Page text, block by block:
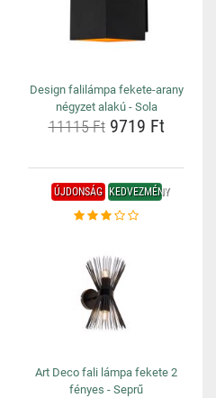
Design falilámpa fekete-arany
négyzet alakú - Sola
11115 Ft9719 Ft
ÚJDONSÁG KEDVEZMÉNY
Art Deco fali lámpa fekete 2
fényes - Seprű